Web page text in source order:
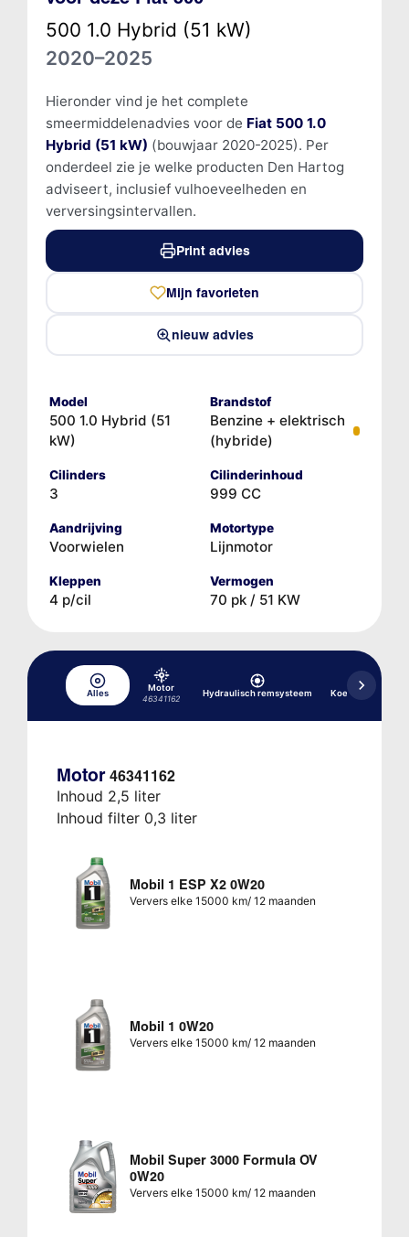
500 1.0 Hybrid (51 kW)
2020–2025
Hieronder vind je het complete
smeermiddelenadvies voor de Fiat 500 1.0
Hybrid (51 kW) (bouwjaar 2020-2025). Per
onderdeel zie je welke producten Den Hartog
adviseert, inclusief vulhoeveelheden en
verversingsintervallen.
Print advies
Mijn favorieten
nieuw advies
Model
500 1.0 Hybrid (51
kW)
Brandstof
Benzine + elektrisch
(hybride)
Cilinders
3
Cilinderinhoud
999 CC
Aandrijving
Voorwielen
Motortype
Lijnmotor
Kleppen
4 p/cil
Vermogen
70 pk / 51 KW
Alles
Motor
46341162
Hydraulisch remsysteem Koelsysteem
Motor 46341162
Inhoud 2,5 liter
Inhoud filter 0,3 liter
Mobil 1 ESP X2 0W20
Ververs elke 15000 km/ 12 maanden
Mobil 1 0W20
Ververs elke 15000 km/ 12 maanden
Mobil Super 3000 Formula OV
0W20
Ververs elke 15000 km/ 12 maanden